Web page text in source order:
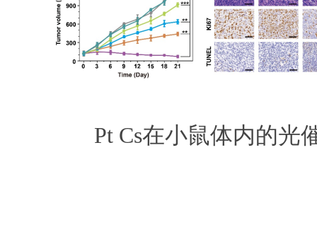
Pt Cs在小鼠体内的光